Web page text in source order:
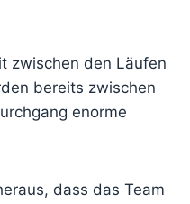
zwischen den Läufen
bereits zwischen
enorme
dass das Team